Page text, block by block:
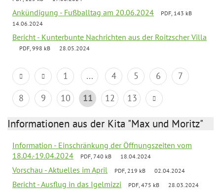
Ankündigung - Fußballtag am 20.06.2024
PDF, 143 kB
14.06.2024
Bericht - Kunterbunte Nachrichten aus der Roitzscher Villa
PDF, 998 kB 28.05.2024
1 ... 4 5 6
7
8
9 10 11 12 13
Informationen aus der Kita "Max und Moritz"
Information - Einschränkung der Öffnungszeiten vom
18.04.-19.04.2024
PDF, 740 kB 18.04.2024
Vorschau - Aktuelles im April PDF, 219 kB 02.04.2024
Bericht - Ausflug in das Igelmizzi PDF, 475 kB 28.03.2024